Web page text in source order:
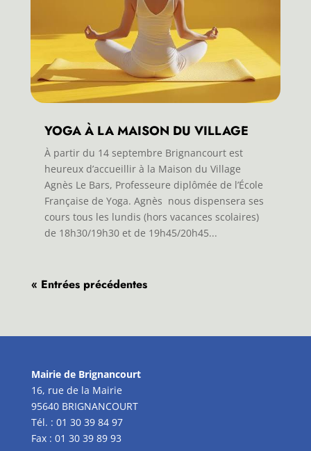
YOGA À LA MAISON DU VILLAGE
À partir du 14 septembre Brignancourt est
heureux d’accueillir à la Maison du Village
Agnès Le Bars, Professeure diplômée de l’École
Française de Yoga. Agnès nous dispensera ses
cours tous les lundis (hors vacances scolaires)
de 18h30/19h30 et de 19h45/20h45...
« Entrées précédentes
Mairie de Brignancourt
16, rue de la Mairie
95640 BRIGNANCOURT
Tél. : 01 30 39 84 97
Fax : 01 30 39 89 93